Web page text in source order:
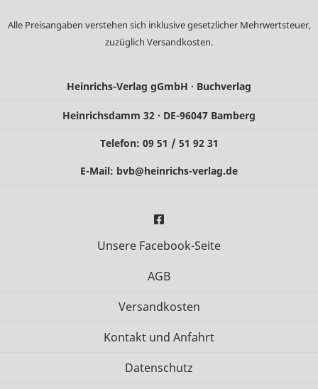
Alle Preisangaben verstehen sich inklusive gesetzlicher Mehrwertsteuer,
zuzüglich Versandkosten.
Heinrichs-Verlag gGmbH · Buchverlag
Heinrichsdamm 32 · DE-96047 Bamberg
Telefon: 09 51 / 51 92 31
E-Mail: bvb@heinrichs-verlag.de
Unsere Facebook-Seite
AGB
Versandkosten
Kontakt und Anfahrt
Datenschutz